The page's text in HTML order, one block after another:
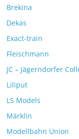
Brekina
Dekas
Exact-train
Fleischmann
JC – Jägerndorfer
Liliput
LS Models
Märklin
Modellbahn Union